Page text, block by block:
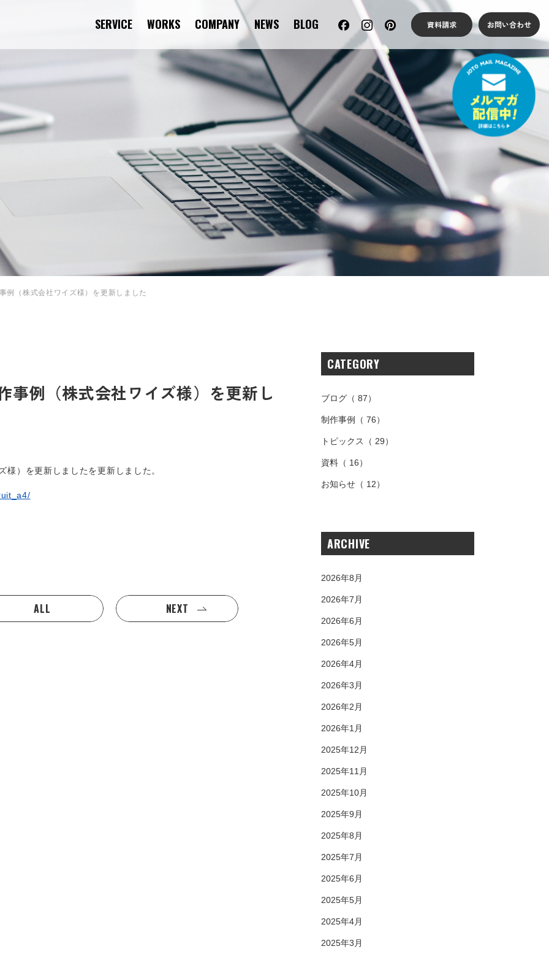
SERVICE WORKS COMPANY NEWS BLOG 資料請求 お問い合わせ
例（株式会社ワイズ様）を更新しました
事例（株式会社ワイズ様）を更新し
）を更新しましたを更新しました。
ALL NEXT
CATEGORY
ブログ （ 87）
制作事例 （ 76）
トピックス （ 29）
資料 （ 16）
お知らせ （ 12）
ARCHIVE
2026年8月
2026年7月
2026年6月
2026年5月
2026年4月
2026年3月
2026年2月
2026年1月
2025年12月
2025年11月
2025年10月
2025年9月
2025年8月
2025年7月
2025年6月
2025年5月
2025年4月
2025年3月